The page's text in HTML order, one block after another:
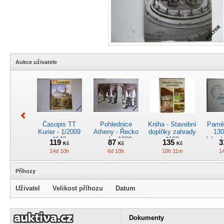
Aukce uživatele
Časopis TT
Kurier - 1/2009
*142
119Kč
14d 10h
Pohlednice
Atheny - Řecko
z roku 1989.
Nová nepoužitá
*5019
87 Kč
6d 10h
Kniha - Stavební
doplňky zahrady
*188
135 Kč
10h 11m
Pohlednice
kreslená -
Pánské kapesní
Pohlednice
motorového
Příhozy
Uživatel Velikost příhozu Datum
Dokumenty